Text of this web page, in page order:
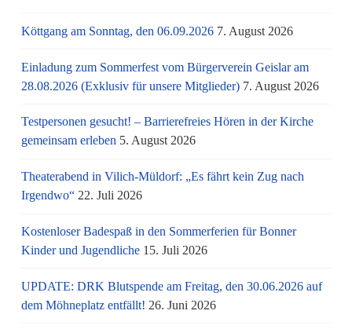
Köttgang am Sonntag, den 06.09.2026 7. August 2026
Einladung zum Sommerfest vom Bürgerverein Geislar am
28.08.2026 (Exklusiv für unsere Mitglieder) 7. August 2026
Testpersonen gesucht! – Barrierefreies Hören in der Kirche
gemeinsam erleben 5. August 2026
Theaterabend in Vilich-Müldorf: „Es fährt kein Zug nach
Irgendwo“ 22. Juli 2026
Kostenloser Badespaß in den Sommerferien für Bonner
Kinder und Jugendliche 15. Juli 2026
UPDATE: DRK Blutspende am Freitag, den 30.06.2026 auf
dem Möhneplatz entfällt! 26. Juni 2026